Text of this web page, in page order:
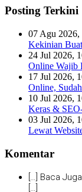
Posting Terkini
07 Agu 2026,
Kekinian
24 Jul 2026,
Online Wajib
17 Jul 2026,
Online,
10 Jul 2026,
Keras &
03 Jul 2026,
Lewat
Komentar
[…] Baca